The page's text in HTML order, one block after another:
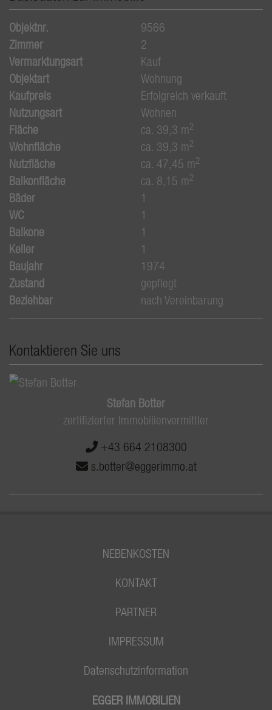
Objektnr.
9566
Zimmer
2
Vermarktungsart
Kauf
Objektart
Wohnung
Kaufpreis
Erfolgreich verkauft
Nutzungsart
Wohnen
Fläche
ca. 39,3 m2
Wohnfläche ca. 39,3 m2
Nutzfläche ca. 47,45 m2
Balkonfläche ca. 8,15 m2
Bäder
1
WC
1
Balkone
1
Keller
1
Baujahr
1974
Zustand
gepflegt
Beziehbar
nach Vereinbarung
Kontaktieren Sie uns
Stefan Botter
zertifizierter Immobilienvermittler
+43 664 2108300
s.botter@eggerimmo.at
NEBENKOSTEN
KONTAKT
PARTNER
IMPRESSUM
Datenschutzinformation
EGGER IMMOBILIEN